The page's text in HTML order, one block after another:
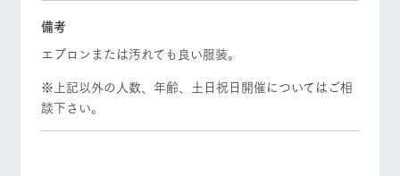
備考
エプロンまたは汚れても良い服装。
※上記以外の人数、年齢、土日祝日開催についてはご相
談下さい。